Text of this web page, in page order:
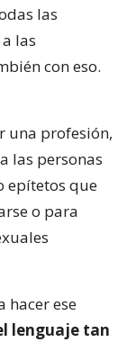
las
las
con eso.
una profesión,
las personas
epítetos que
o para
hacer ese
lenguaje tan